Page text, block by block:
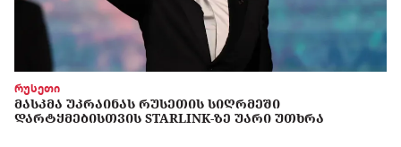
რუსეთი
ᲛᲐᲡᲙᲛᲐ ᲣᲙᲠᲐᲘᲜᲐᲡ ᲠᲣᲡᲔᲗᲘᲡ ᲡᲘᲦᲠᲛᲔᲨᲘ
ᲓᲐᲠᲢᲧᲛᲔᲑᲘᲡᲗᲕᲘᲡ STARLINK-ᲖᲔ ᲣᲐᲠᲘ ᲣᲗᲮᲠᲐ